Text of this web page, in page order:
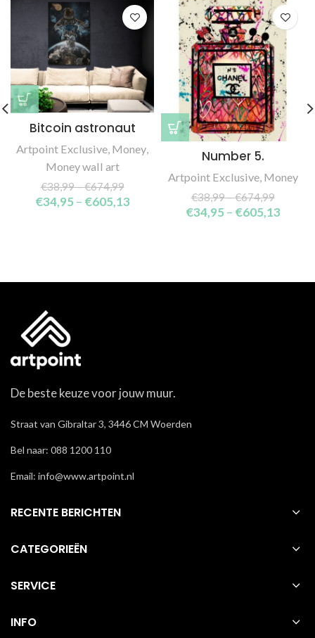
Bitcoin astronaut
Artpoint Exclusive Money
Money wall art
€38,99–€674,99
€34,95 – €605,13
Number 5.
Artpoint Exclusive, Money
€38,99–€674,99
€34,95 – €605,13
De beste keuze voor jouw muur.
Straat van Gibraltar 3, 3446 CM Woerden
Bel naar: 088 1200 110
Email: info@www.artpoint.nl
RECENTE BERICHTEN
CATEGORIEËN
SERVICE
INFO